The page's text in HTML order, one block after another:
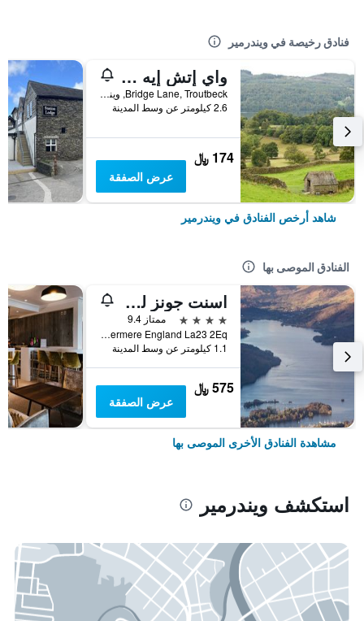
فنادق رخيصة في ويندرمير
واي إتش إيه ويندرمير
Bridge Lane, Troutbeck, ويندرمير, المملكة المتحدة
2.6 كيلومتر عن وسط المدينة
174 ﷼
عرض الصفقة
شاهد أرخص الفنادق في ويندرمير
الفنادق الموصى بها
اسنت جونز لودج (اينكل أوفاف سيت هيلث كلوب)
4 نجوم
ممتاز 9.4
Lake Road Windermere England La23 2Eq, ويندرمير, المملكة المتحدة
1.1 كيلومتر عن وسط المدينة
575 ﷼
عرض الصفقة
مشاهدة الفنادق الأخرى الموصى بها
استكشف ويندرمير